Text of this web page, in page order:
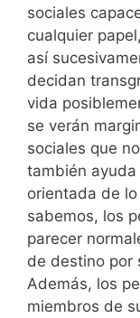
sociales
cualquier
así
decidan
vida
se verán
sociales que
también
orientada de
sabemos, los
parecer
de destino por
Además, los
miembros de